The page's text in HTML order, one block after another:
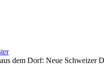
dem Dorf: Neue Schweizer